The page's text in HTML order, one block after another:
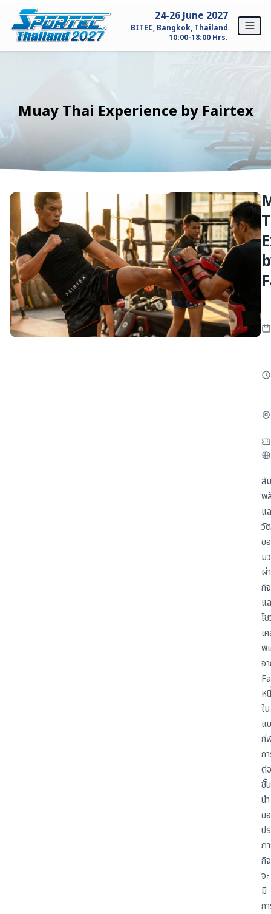
Skip to content
24-26 June 2027
BITEC, Bangkok, Thailand
10:00-18:00 Hrs.
สำหรับผู้แสดงสินค้า
รายละเอียดผู้เข้าร่วมแสดงสินค้า
สนใจออกบูธ
สำหรับผู้เข้าชมงาน
ทำไมต้องมาชมงาน SPORTEC Thailand?
รายละเอียดผู้เข้าชมงาน
ข้อกำหนดการเข้าชมงาน
สื่อ
Muay Thai Experience by Fairtex
สั
พ
แ
วั
ข
ม
ผ่
กิ
แ
โ
เ
พิ
จ
ห
ใน
แ
กี
ก
ต่
ชั้น
นำ
ข
ป
ภ
กิ
จะ
มี
ก